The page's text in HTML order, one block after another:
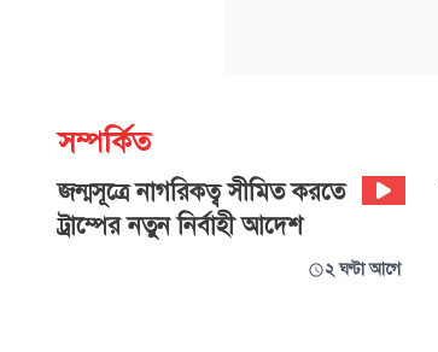
সম্পর্কিত
জন্মসূত্রে নাগরিকত্ব সীমিত করতে
ট্রাম্পের নতুন নির্বাহী আদেশ
২ ঘণ্টা আগে